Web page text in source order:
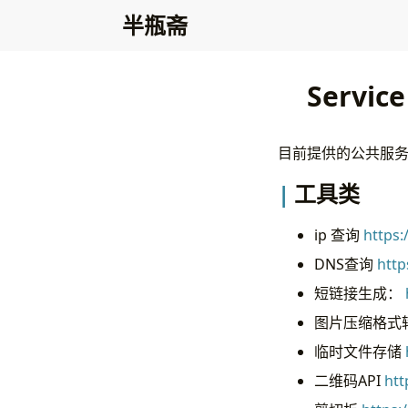
半瓶斋
Service
目前提供的公共服
工具类
ip 查询
DNS查询
短链接生成：
图片压缩格
临时文件存储
二维码API